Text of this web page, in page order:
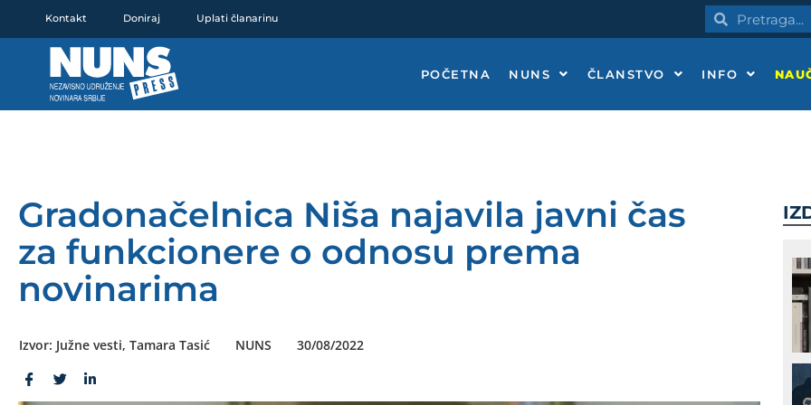
Kontakt Doniraj Uplati članarinu PretragaPretraga
POČETNA NUNS ČLANSTVO INFO
Gradonačelnica Niša najavila javni čas
za funkcionere o odnosu prema
novinarima
Izvor: Južne vesti, Tamara Tasić NUNS 30/08/2022